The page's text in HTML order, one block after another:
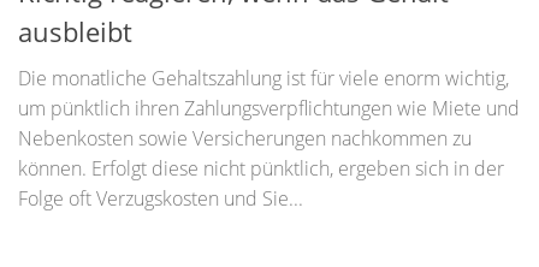
ausbleibt
Die monatliche Gehaltszahlung ist für viele enorm wichtig,
um pünktlich ihren Zahlungsverpflichtungen wie Miete und
Nebenkosten sowie Versicherungen nachkommen zu
können. Erfolgt diese nicht pünktlich, ergeben sich in der
Folge oft Verzugskosten und Sie...